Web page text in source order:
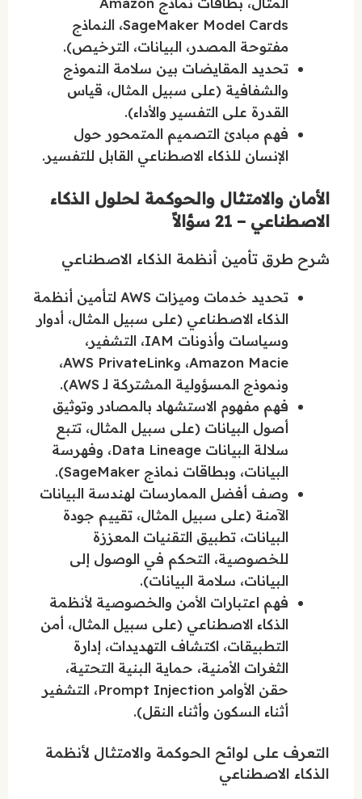
SageMaker Model Cards، النماذج
مفتوحة المصدر، البيانات، الترخيص).
تحديد المقايضات بين سلامة النموذج
والشفافية (على سبيل المثال، قياس
القدرة على التفسير والأداء).
فهم مبادئ التصميم المتمحور حول
الإنسان للذكاء الاصطناعي القابل للتفسير.
الأمان والامتثال والحوكمة لحلول الذكاء
الاصطناعي – 21 سؤالاً
شرح طرق تأمين أنظمة الذكاء الاصطناعي
تحديد خدمات وميزات AWS لتأمين أنظمة
الذكاء الاصطناعي (على سبيل المثال، أدوار
وسياسات وأذونات IAM، التشفير،
Amazon Macie، وAWS PrivateLink،
ونموذج المسؤولية المشتركة لـ AWS).
فهم مفهوم الاستشهاد بالمصادر وتوثيق
أصول البيانات (على سبيل المثال، تتبع
سلالة البيانات Data Lineage، وفهرسة
البيانات، وبطاقات نماذج SageMaker).
وصف أفضل الممارسات لهندسة البيانات
الآمنة (على سبيل المثال، تقييم جودة
البيانات، تطبيق التقنيات المعززة
للخصوصية، التحكم في الوصول إلى
البيانات، سلامة البيانات).
فهم اعتبارات الأمن والخصوصية لأنظمة
الذكاء الاصطناعي (على سبيل المثال، أمن
التطبيقات، اكتشاف التهديدات، إدارة
الثغرات الأمنية، حماية البنية التحتية،
حقن الأوامر Prompt Injection، التشفير
أثناء السكون وأثناء النقل).
التعرف على لوائح الحوكمة والامتثال لأنظمة
الذكاء الاصطناعي